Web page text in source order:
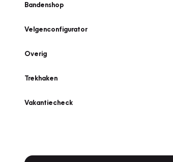
Bandenshop
Velgenconfigurator
Overig
Trekhaken
Vakantiecheck